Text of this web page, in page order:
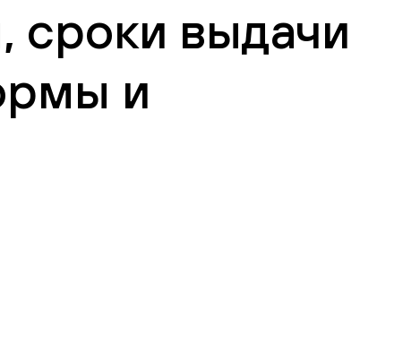
сроки выдачи
и